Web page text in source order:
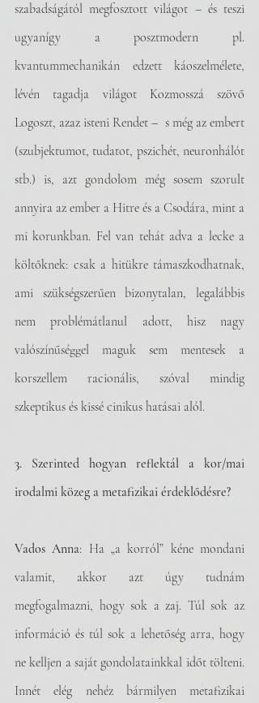
szabadságától megfosztott világot – és teszi
ugyanígy a posztmodern pl.
kvantummechanikán edzett káoszelmélete,
lévén tagadja világot Kozmosszá szövő
Logoszt, azaz isteni Rendet –  s még az embert
(szubjektumot, tudatot, pszichét, neuronhálót
stb.) is, azt gondolom még sosem szorult
annyira az ember a Hitre és a Csodára, mint a
mi korunkban. Fel van tehát adva a lecke a
költőknek: csak a hitükre támaszkodhatnak,
ami szükségszerűen bizonytalan, legalábbis
nem problémátlanul adott, hisz nagy
valószínűséggel maguk sem mentesek a
korszellem racionális, szóval mindig
szkeptikus és kissé cinikus hatásai alól.
3. Szerinted hogyan reflektál a kor/mai
irodalmi közeg a metafizikai érdeklődésre?
Vados Anna: Ha „a korról” kéne mondani
valamit, akkor azt úgy tudnám
megfogalmazni, hogy sok a zaj. Túl sok az
információ és túl sok a lehetőség arra, hogy
ne kelljen a saját gondolatainkkal időt tölteni.
Innét elég nehéz bármilyen metafizikai